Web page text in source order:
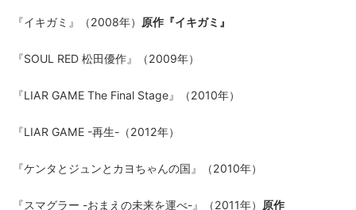
『イキガミ』（2008年） 原作『イキガミ』
『SOUL RED 松田優作』（2009年）
『LIAR GAME The Final Stage』（2010年）
『LIAR GAME -再生-（2012年）
『ケンタとジュンとカヨちゃんの国』（2010年）
『スマグラー -おまえの未来を運べ-』（2011年） 原作